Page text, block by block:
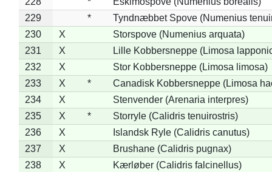
229
*
Tyndnæbbet Spove (Numenius
230
X
Storspove (Numenius arquata)
231
X
Lille Kobbersneppe (Limosa
232
X
Stor Kobbersneppe (Limosa limosa)
233
X *
Canadisk Kobbersneppe (Limosa
234
X
Stenvender (Arenaria interpres)
235
X *
Storryle (Calidris tenuirostris)
236
X
Islandsk Ryle (Calidris canutus)
237
X
Brushane (Calidris pugnax)
238
X
Kærløber (Calidris falcinellus)